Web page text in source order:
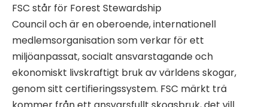
FSC står för Forest Stewardship
Council och är en oberoende, internationell
medlemsorganisation som verkar för ett
miljöanpassat, socialt ansvarstagande och
ekonomiskt livskraftigt bruk av världens skogar,
genom sitt certifieringssystem. FSC märkt trä